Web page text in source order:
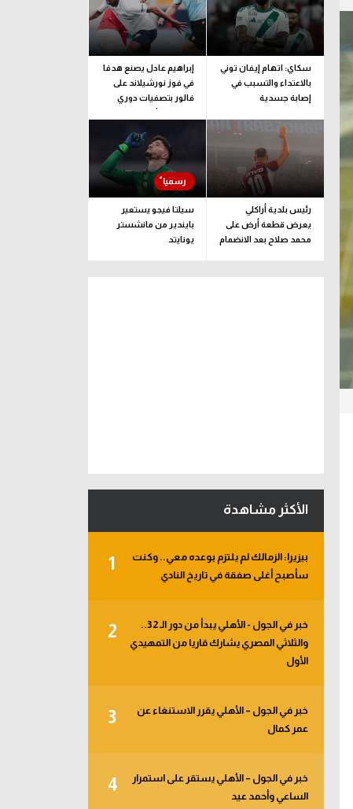
سكاي: اتهام إيفان توني
بالاعتداء والتسبب في
إصابة جسدية
إبراهيم عادل يصنع هدفا
في فوز نورشيلاند على
فالور بتصفيات دوري
المؤتمر الأوروبي
رئيس بلدية أراكلي
يعرض قطعة أرض على
محمد صلاح بعد الانضمام
سيلتا فيجو يستعير
بايندير من مانشستر
يونايتد
الأكثر مشاهدة
1
بيزيرا: الزمالك لم يلتزم بوعده معي.. وكنت
سأصبح أغلى صفقة في تاريخ النادي
2
خبر في الجول - الأهلي يبدأ من دور الـ 32..
والثلاثي المصري يشارك قاريا من التمهيدي
الأول
3
خبر في الجول – الأهلي يقرر الاستنغاء عن
عمر كمال
4
خبر في الجول – الأهلي يستقر على استمرار
الساعي وأحمد عيد